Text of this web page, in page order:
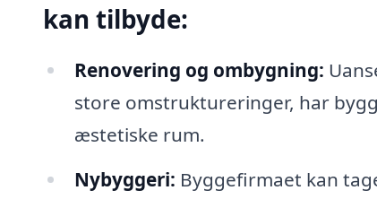
kan tilbyde:
Renovering og ombygning:
store omstruktureringer, har
æstetiske rum.
Nybyggeri: Byggefirmaet kan